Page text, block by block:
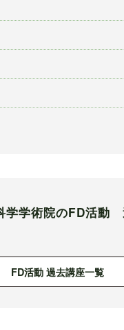
学学術院のFD活動
FD活動 過去講座一覧